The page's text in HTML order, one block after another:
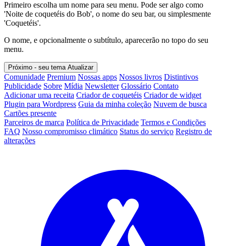
Primeiro escolha um nome para seu menu. Pode ser algo como
'Noite de coquetéis do Bob', o nome do seu bar, ou simplesmente
'Coquetéis'.
O nome, e opcionalmente o subtítulo, aparecerão no topo do seu
menu.
Próximo - seu tema Atualizar
Comunidade Premium Nossas apps Nossos livros Distintivos
Publicidade Sobre Mídia Newsletter Glossário Contato
Adicionar uma receita Criador de coquetéis Criador de widget
Plugin para Wordpress Guia da minha coleção Nuvem de busca
Cartões presente
Parceiros de marca Política de Privacidade Termos e Condições
FAQ Nosso compromisso climático Status do serviço Registro de
alterações